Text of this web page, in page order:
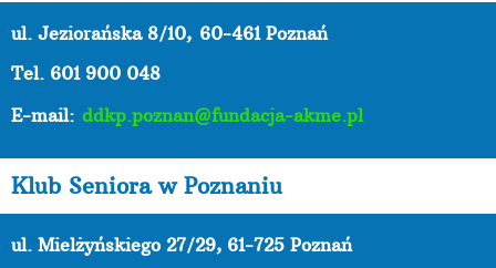
ul. Jeziorańska 8/10, 60-461 Poznań
Tel. 601 900 048
E-mail: ddkp.poznan@fundacja-akme.pl
Klub Seniora w Poznaniu
ul. Mielżyńskiego 27/29, 61-725 Poznań